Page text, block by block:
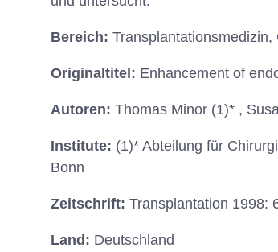
Bereich: Transplantationsmedizin,
Originaltitel: Enhancement of
Autoren: Thomas Minor (1)* ,
Institute: (1)* Abteilung für
Bonn
Zeitschrift: Transplantation 1998:
Land: Deutschland